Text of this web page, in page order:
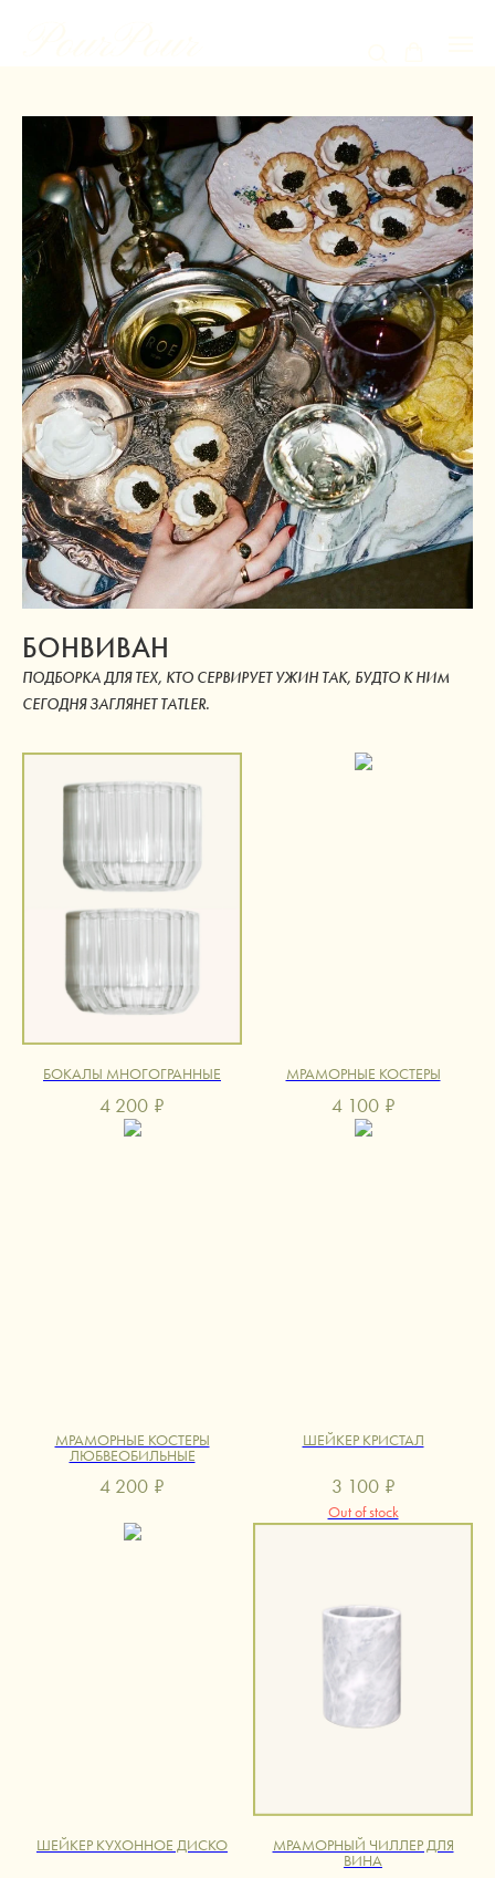
БОНВИВАН
ПОДБОРКА ДЛЯ ТЕХ, КТО СЕРВИРУЕТ УЖИН ТАК, БУДТО К НИМ
СЕГОДНЯ ЗАГЛЯНЕТ TATLER.
БОКАЛЫ МНОГОГРАННЫЕ
4 200 ₽
МРАМОРНЫЕ КОСТЕРЫ
4 100 ₽
МРАМОРНЫЕ КОСТЕРЫ
ЛЮБВЕОБИЛЬНЫЕ
4 200 ₽
ШЕЙКЕР КРИСТАЛ
3 100 ₽
Out of stock
ШЕЙКЕР КУХОННОЕ ДИСКО
МРАМОРНЫЙ ЧИЛЛЕР ДЛЯ
ВИНА